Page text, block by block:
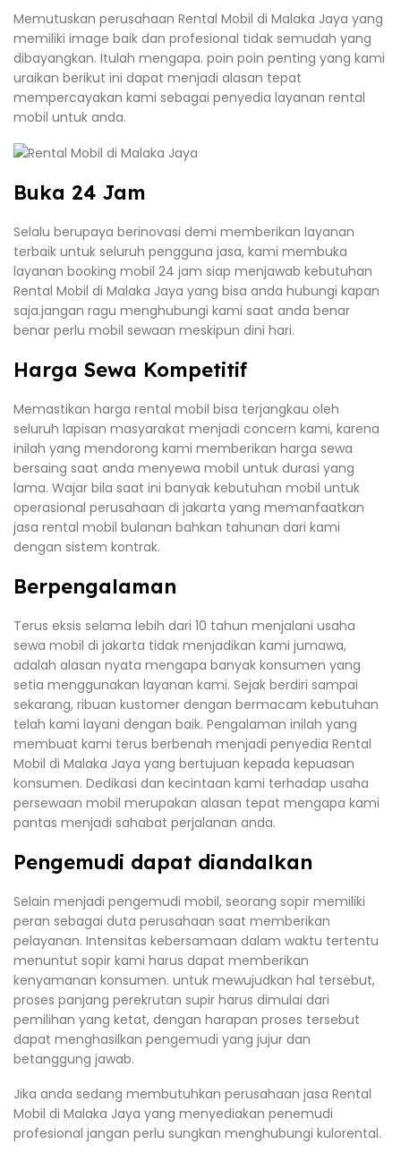
Memutuskan perusahaan Rental Mobil di Malaka Jaya yang
memiliki image baik dan profesional tidak semudah yang
dibayangkan. Itulah mengapa. poin poin penting yang kami
uraikan berikut ini dapat menjadi alasan tepat
mempercayakan kami sebagai penyedia layanan rental
mobil untuk anda.
Buka 24 Jam
Selalu berupaya berinovasi demi memberikan layanan
terbaik untuk seluruh pengguna jasa, kami membuka
layanan booking mobil 24 jam siap menjawab kebutuhan
Rental Mobil di Malaka Jaya yang bisa anda hubungi kapan
saja.jangan ragu menghubungi kami saat anda benar
benar perlu mobil sewaan meskipun dini hari.
Harga Sewa Kompetitif
Memastikan harga rental mobil bisa terjangkau oleh
seluruh lapisan masyarakat menjadi concern kami, karena
inilah yang mendorong kami memberikan harga sewa
bersaing saat anda menyewa mobil untuk durasi yang
lama. Wajar bila saat ini banyak kebutuhan mobil untuk
operasional perusahaan di jakarta yang memanfaatkan
jasa rental mobil bulanan bahkan tahunan dari kami
dengan sistem kontrak.
Berpengalaman
Terus eksis selama lebih dari 10 tahun menjalani usaha
sewa mobil di jakarta tidak menjadikan kami jumawa,
adalah alasan nyata mengapa banyak konsumen yang
setia menggunakan layanan kami. Sejak berdiri sampai
sekarang, ribuan kustomer dengan bermacam kebutuhan
telah kami layani dengan baik. Pengalaman inilah yang
membuat kami terus berbenah menjadi penyedia Rental
Mobil di Malaka Jaya yang bertujuan kepada kepuasan
konsumen. Dedikasi dan kecintaan kami terhadap usaha
persewaan mobil merupakan alasan tepat mengapa kami
pantas menjadi sahabat perjalanan anda.
Pengemudi dapat diandalkan
Selain menjadi pengemudi mobil, seorang sopir memiliki
peran sebagai duta perusahaan saat memberikan
pelayanan. Intensitas kebersamaan dalam waktu tertentu
menuntut sopir kami harus dapat memberikan
kenyamanan konsumen. untuk mewujudkan hal tersebut,
proses panjang perekrutan supir harus dimulai dari
pemilihan yang ketat, dengan harapan proses tersebut
dapat menghasilkan pengemudi yang jujur dan
betanggung jawab.
Jika anda sedang membutuhkan perusahaan jasa Rental
Mobil di Malaka Jaya yang menyediakan penemudi
profesional jangan perlu sungkan menghubungi kulorental.